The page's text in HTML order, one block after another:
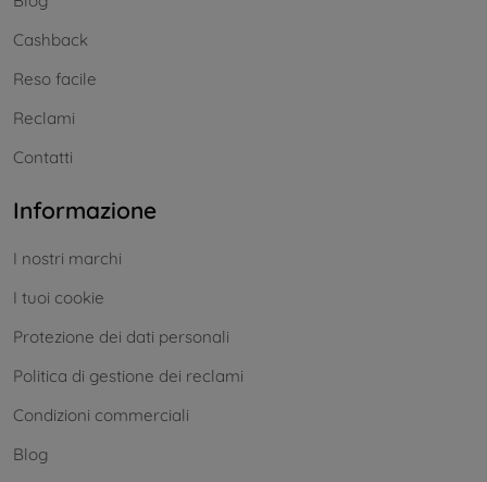
Cashback
Reso facile
Reclami
Contatti
Informazione
I nostri marchi
I tuoi cookie
Protezione dei dati personali
Politica di gestione dei reclami
Condizioni commerciali
Blog